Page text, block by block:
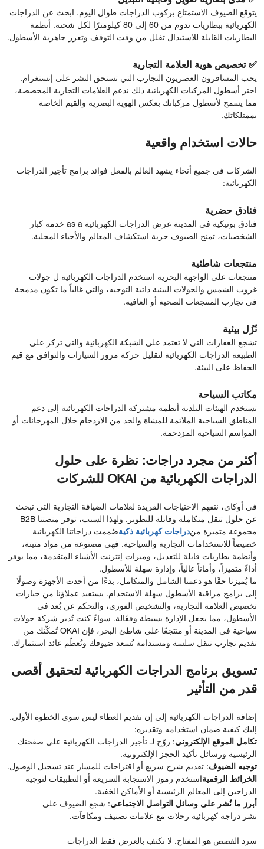
يتوقع الضيوف الاستمتاع بركوب الدراجات طوال اليوم. ابحث عن الدراجات
الكهربائية ببطاريات تدوم من 60 إلى 80 كيلومترًا لكل شحنة. أنظمة
البطاريات القابلة للاستبدال تقلل من وقت التوقف وتعزز جاهزية الأسطول.
✅ تخصيص هوية العلامة التجارية
يحب المسافرون العصريون التجارب التي تستحق النشر على إنستغرام.
اختر أسطول المركبات الكهربائية ذلك ندعم العلامات التجارية المخصصة،
مما يسمح لأسطول مركباتك بعكس الهوية البصرية والقيم الخاصة
بممتلكاتك.
حالات استخدام واقعية
الشركات في جميع أنحاء يشهد العالم بالفعل فوائد برامج تأجير الدراجات
الكهربائية:
فنادق حضرية
فنادق بوتيكية في المدينة عرض الدراجات الكهربائية as a خدمة كبار
الشخصيات، تمنح الضيوف حرية استكشاف المعالم والأحياء المحلية.
منتجعات شاطئية
منتجعات على الواجهة البحرية استخدم الدراجات الكهربائية ل جولات
غروب الشمس والجولات البيئية ذاتية التوجيه، والتي غالباً ما تكون مدمجة
في تجارب المنتجعات الصحية أو العافية.
نُزُل بيئية
تشجع العقارات التي لا تعتمد على الشبكة الكهربائية والتي تركز على
الطبيعة الدراجات الكهربائية لتقليل حركة مرور السيارات والتوافق مع قيم
الحفاظ على البيئة.
مكاتب السياحة
تستخدم الهيئات البلدية أنظمة مشتركة الدراجات الكهربائية إلى دعم
المناطق السياحية الملائمة للمشاة والحد من الازدحام خلال المهرجانات أو
المواسم السياحية المزدحمة.
أكثر من مجرد دراجات: نظرة على حلول
الدراجات الكهربائية من OKAI للشركات
في أوكاي، نتفهم الاحتياجات الفريدة لعلامات الضيافة التجارية التي تبحث
عن حلول تنقل متكاملة وقابلة للتطوير. ولهذا السبب، توفر منصتنا B2B
مجموعة متميزة مندراجات كهربائية ذكيةصُممت دراجاتنا الكهربائية
خصيصاً للاستخدامات التجارية والسياحية. فهي مصنوعة من مواد متينة،
وأنظمة بطاريات قابلة للتعديل، وميزات إنترنت الأشياء المتقدمة، مما يوفر
أداءً متميزاً، وأماناً عالياً، وإدارة سهلة للأسطول.
ما يُميزنا حقًا هو دعمنا الشامل والمتكامل، بدءًا من أحدث الأجهزة وصولًا
إلى برامج مراقبة الأسطول سهلة الاستخدام. يستفيد عملاؤنا من خيارات
تخصيص العلامة التجارية، والتشخيص الفوري، والتحكم عن بُعد في
الأسطول، مما يجعل الإدارة بسيطة وفعّالة. سواءً كنت تُدير شركة جولات
سياحية في المدينة أو منتجعًا على شاطئ البحر، فإن OKAI تُمكّنك من
تقديم تجارب تنقل سلسة ومستدامة تُسعد ضيوفك وتُعظّم عائد استثمارك.
تسويق برنامج الدراجات الكهربائية لتحقيق أقصى
قدر من التأثير
إضافة الدراجات الكهربائية إلى إن تقديم العطاء ليس سوى الخطوة الأولى.
إليك كيفية ضمان استخدامه وتقديره:
تكامل الموقع الإلكتروني: روّج لـ تأجير الدراجات الكهربائية على صفحتك
الرئيسية ورسائل تأكيد الحجز الإلكترونية.
توجيه الضيوف: تقديم شرح سريع أو اقتراحات للمسار عند تسجيل الوصول.
الخرائط الرقمية استخدم رموز الاستجابة السريعة أو التطبيقات لتوجيه
الدراجين إلى المعالم الرئيسية أو الأماكن الخفية.
أبرز ما نُشر على وسائل التواصل الاجتماعي: شجع الضيوف على
نشر دراجة كهربائية رحلات مع علامات تصنيف ومكافآت.
سرد القصص هو المفتاح. لا تكتفِ بالعرض فقط الدراجات